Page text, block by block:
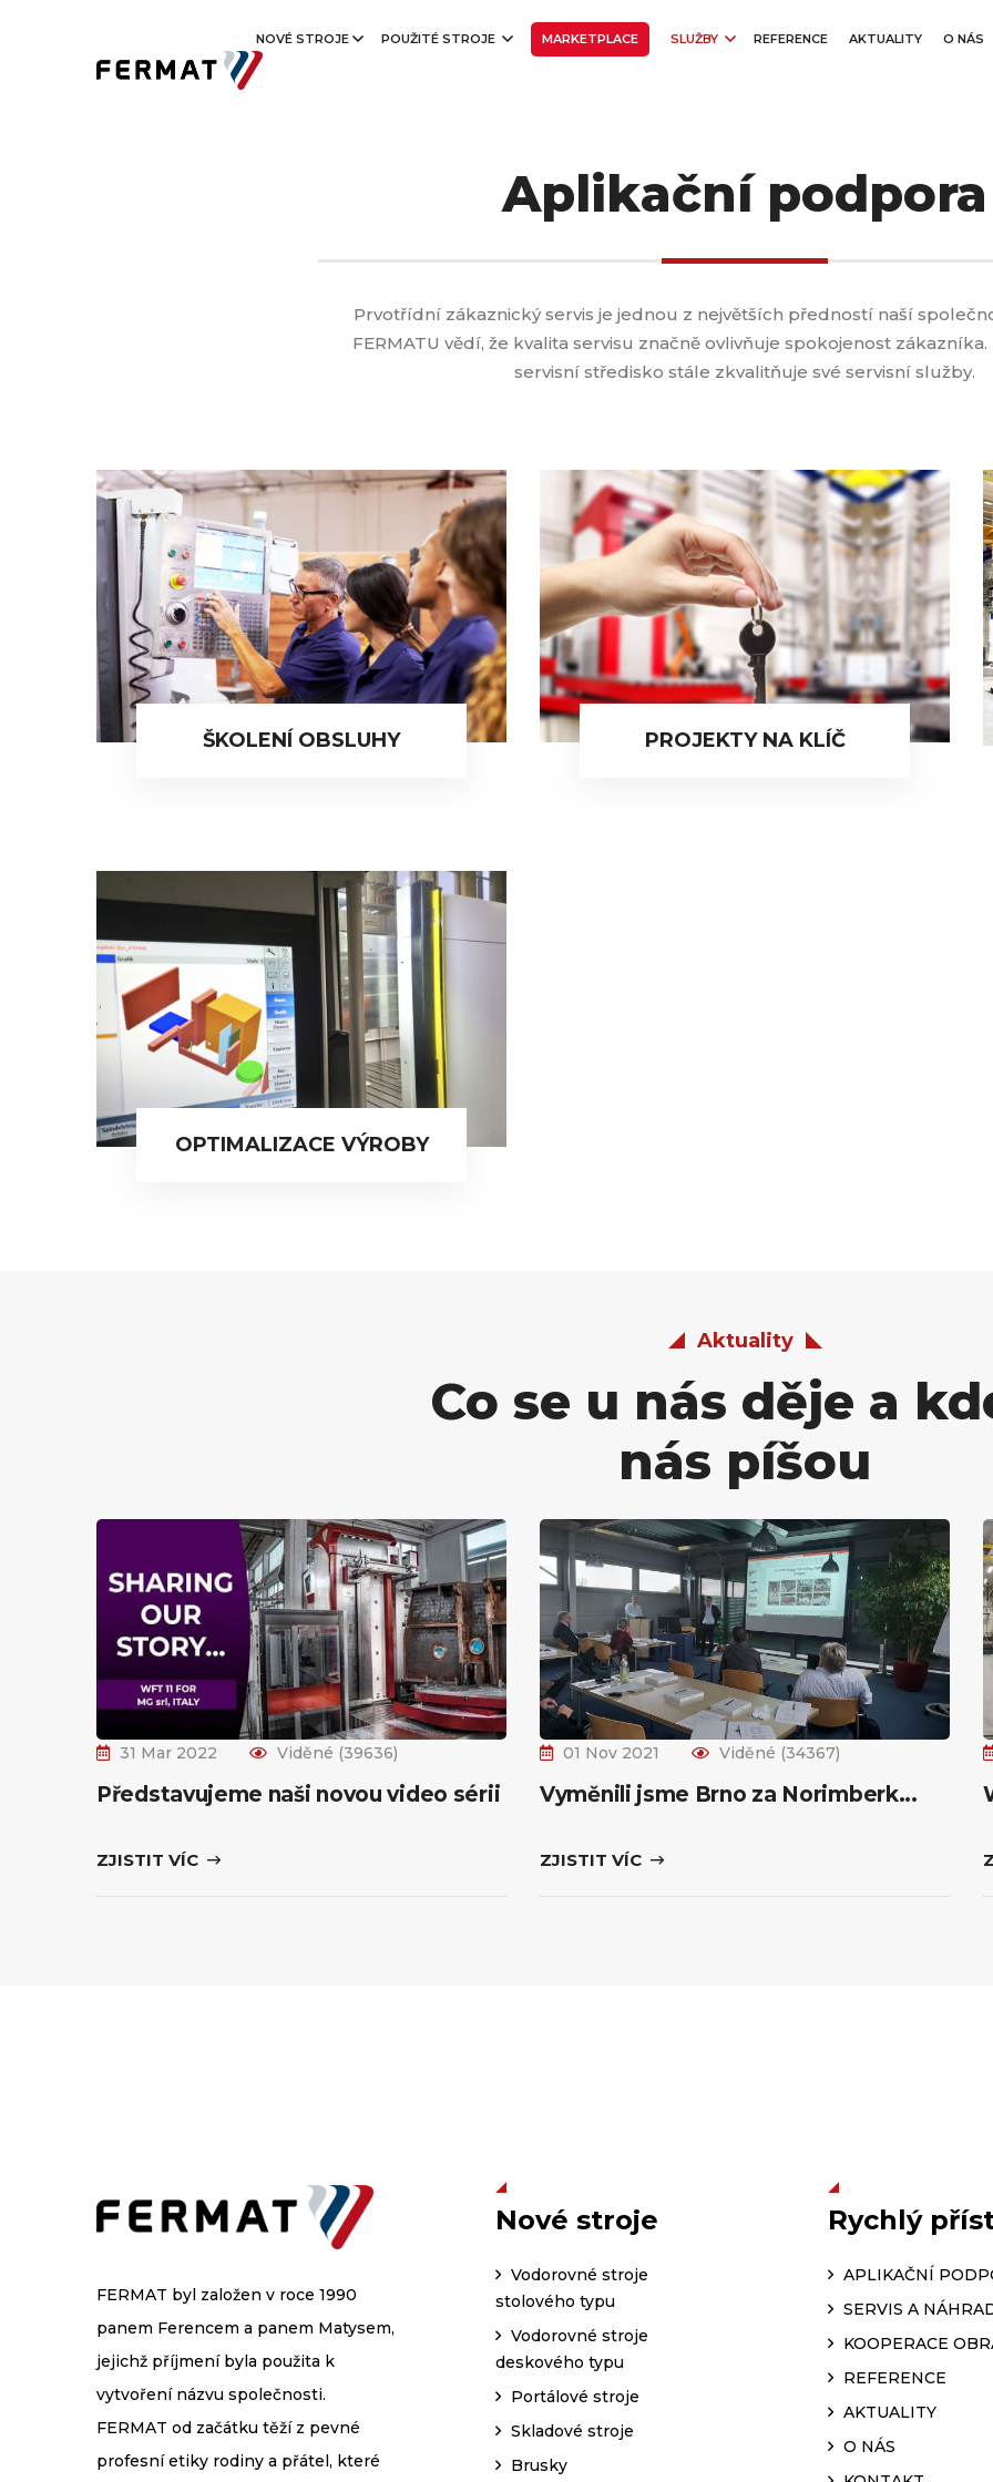
NOVÉ STROJE POUŽITÉ STROJE MARKETPLACE SLUŽBY REFERENCE AKTUALITY O NÁS
Aplikační podpora
Prvotřídní zákaznický servis je jednou z největších předností naší
FERMATU vědí, že kvalita servisu značně ovlivňuje spokojenost
servisní středisko stále zkvalitňuje své servisní služby.
ŠKOLENÍ OBSLUHY PROJEKTY NA KLÍČ
OPTIMALIZACE VÝROBY
Aktuality
Co se u nás děje a
nás píšou
31 Mar 2022 Viděné (39636)
Představujeme naši novou video sérii
ZJISTIT VÍC
01 Nov 2021 Viděné (34367)
Vyměnili jsme Brno za Norimberk...
ZJISTIT VÍC
FERMAT byl založen v roce 1990
panem Ferencem a panem Matysem,
jejichž příjmení byla použita k
vytvoření názvu společnosti.
FERMAT od začátku těží z pevné
profesní etiky rodiny a přátel, které
Nové stroje
Vodorovné stroje
stolového typu
Vodorovné stroje
deskového typu
Portálové stroje
Skladové stroje
Brusky
Rychlý
APLIKAČNÍ
SERVIS A
KOOPERACE
REFERENCE
AKTUALITY
O NÁS